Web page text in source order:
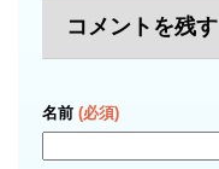
コメントを残す
名前 (必須)